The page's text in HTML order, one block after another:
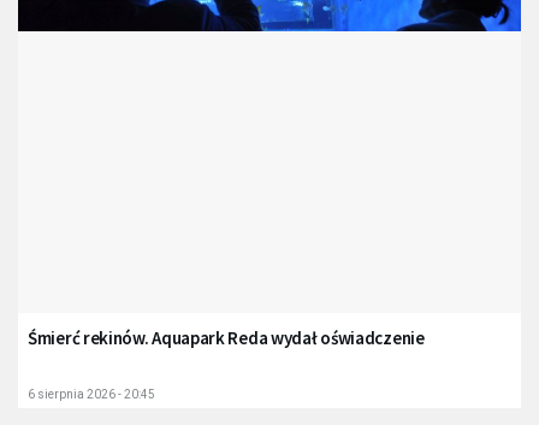
Śmierć rekinów. Aquapark Reda wydał oświadczenie
6 sierpnia 2026 - 20:45